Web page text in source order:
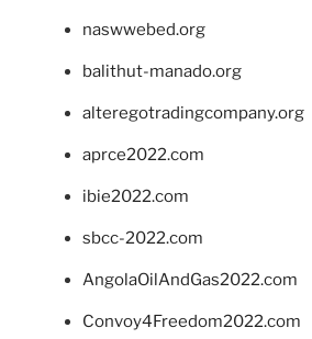
naswwebed.org
balithut-manado.org
alteregotradingcompany.org
aprce2022.com
ibie2022.com
sbcc-2022.com
AngolaOilAndGas2022.com
Convoy4Freedom2022.com